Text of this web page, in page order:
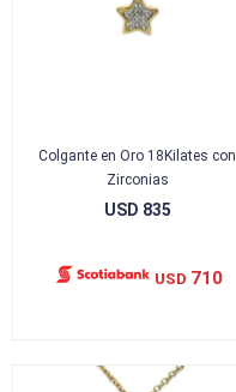
Colgante en Oro 18Kilates con
Zirconias
USD 835
USD 710